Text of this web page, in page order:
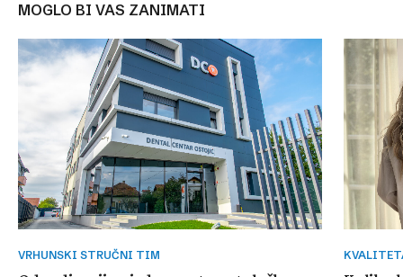
MOGLO BI VAS ZANIMATI
VRHUNSKI STRUČNI TIM